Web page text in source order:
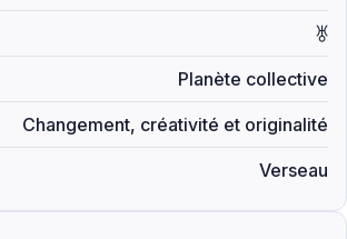
X
Planète collective
Changement, créativité et originalité
Verseau